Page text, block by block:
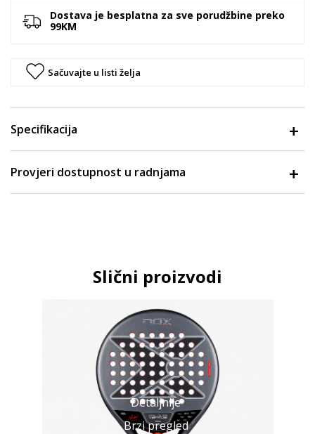
Dostava je besplatna za sve porudžbine preko
99KM
Sačuvajte u listi želja
Specifikacija
Provjeri dostupnost u radnjama
Slični proizvodi
Detaljnije
Brzi pregled